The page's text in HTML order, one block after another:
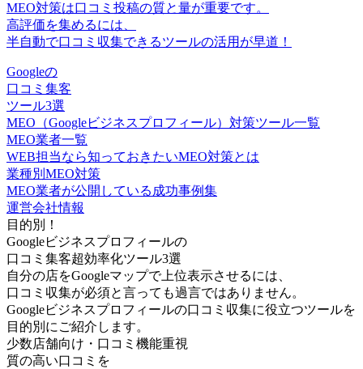
MEO対策は口コミ投稿の質と量が重要です。
高評価を集めるには、
半自動で口コミ収集できるツールの活用が早道！
Googleの
口コミ集客
ツール3選
MEO（Googleビジネスプロフィール）対策ツール一覧
MEO業者一覧
WEB担当なら知っておきたいMEO対策とは
業種別MEO対策
MEO業者が公開している成功事例集
運営会社情報
目的別！
Googleビジネスプロフィールの
口コミ集客超効率化ツール3選
自分の店をGoogleマップで上位表示させるには、
口コミ収集が必須と言っても過言ではありません。
Googleビジネスプロフィールの口コミ収集に役立つツールを
目的別にご紹介します。
少数店舗向け ・ 口コミ機能重視
質の高い口コミを